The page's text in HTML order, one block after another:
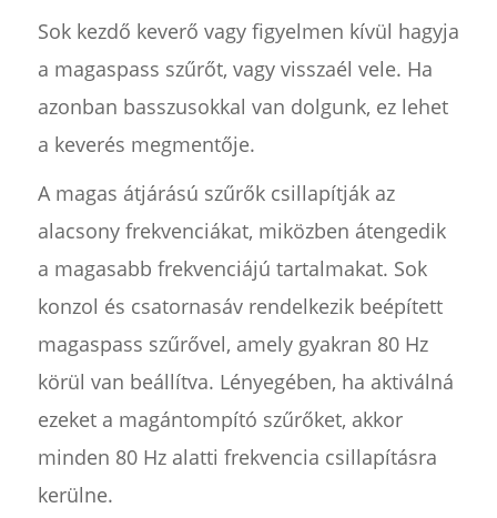
Sok kezdő keverő vagy figyelmen kívül hagyja
a magaspass szűrőt, vagy visszaél vele. Ha
azonban basszusokkal van dolgunk, ez lehet
a keverés megmentője.
A magas átjárású szűrők csillapítják az
alacsony frekvenciákat, miközben átengedik
a magasabb frekvenciájú tartalmakat. Sok
konzol és csatornasáv rendelkezik beépített
magaspass szűrővel, amely gyakran 80 Hz
körül van beállítva. Lényegében, ha aktiválná
ezeket a magántompító szűrőket, akkor
minden 80 Hz alatti frekvencia csillapításra
kerülne.